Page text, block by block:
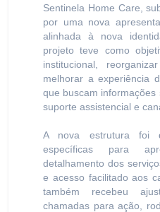
Sentinela Home Care,
por uma nova
alinhada à nova
projeto teve como
institucional,
melhorar a experiência
que buscam informações
suporte assistencial e
A nova estrutura foi
específicas para
detalhamento dos
e acesso facilitado aos
também recebeu
chamadas para ação,